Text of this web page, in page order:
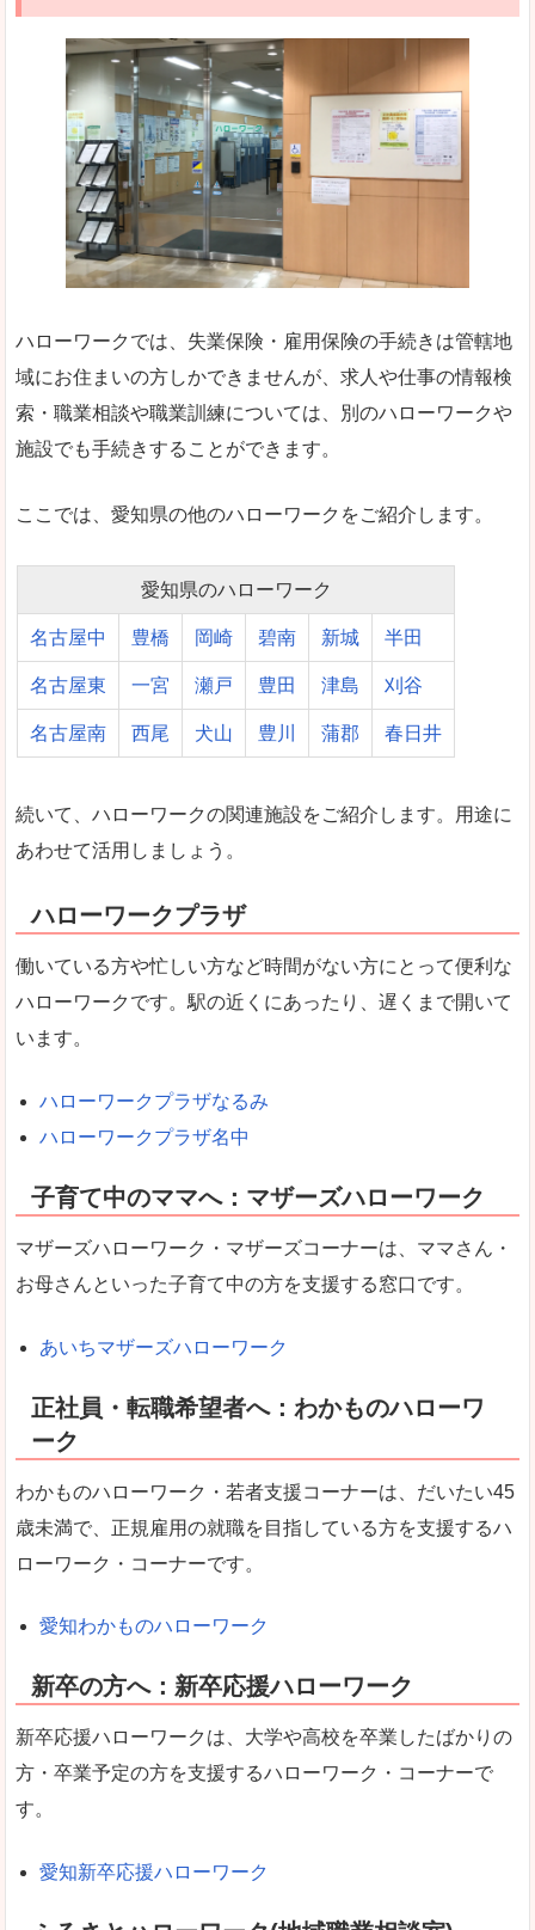
ハローワークでは、失業保険・雇用保険の手続きは管轄地
域にお住まいの方しかできませんが、求人や仕事の情報検
索・職業相談や職業訓練については、別のハローワークや
施設でも手続きすることができます。
ここでは、愛知県の他のハローワークをご紹介します。
愛知県のハローワーク
名古屋中 豊橋 岡崎 碧南 新城 半田
名古屋東 一宮 瀬戸 豊田 津島 刈谷
名古屋南 西尾 犬山 豊川 蒲郡 春日井
続いて、ハローワークの関連施設をご紹介します。用途に
あわせて活用しましょう。
ハローワークプラザ
働いている方や忙しい方など時間がない方にとって便利な
ハローワークです。駅の近くにあったり、遅くまで開いて
います。
ハローワークプラザなるみ
ハローワークプラザ名中
子育て中のママへ：マザーズハローワーク
マザーズハローワーク・マザーズコーナーは、ママさん・
お母さんといった子育て中の方を支援する窓口です。
あいちマザーズハローワーク
正社員・転職希望者へ：わかものハローワ
ーク
わかものハローワーク・若者支援コーナーは、だいたい45
歳未満で、正規雇用の就職を目指している方を支援するハ
ローワーク・コーナーです。
愛知わかものハローワーク
新卒の方へ：新卒応援ハローワーク
新卒応援ハローワークは、大学や高校を卒業したばかりの
方・卒業予定の方を支援するハローワーク・コーナーで
す。
愛知新卒応援ハローワーク